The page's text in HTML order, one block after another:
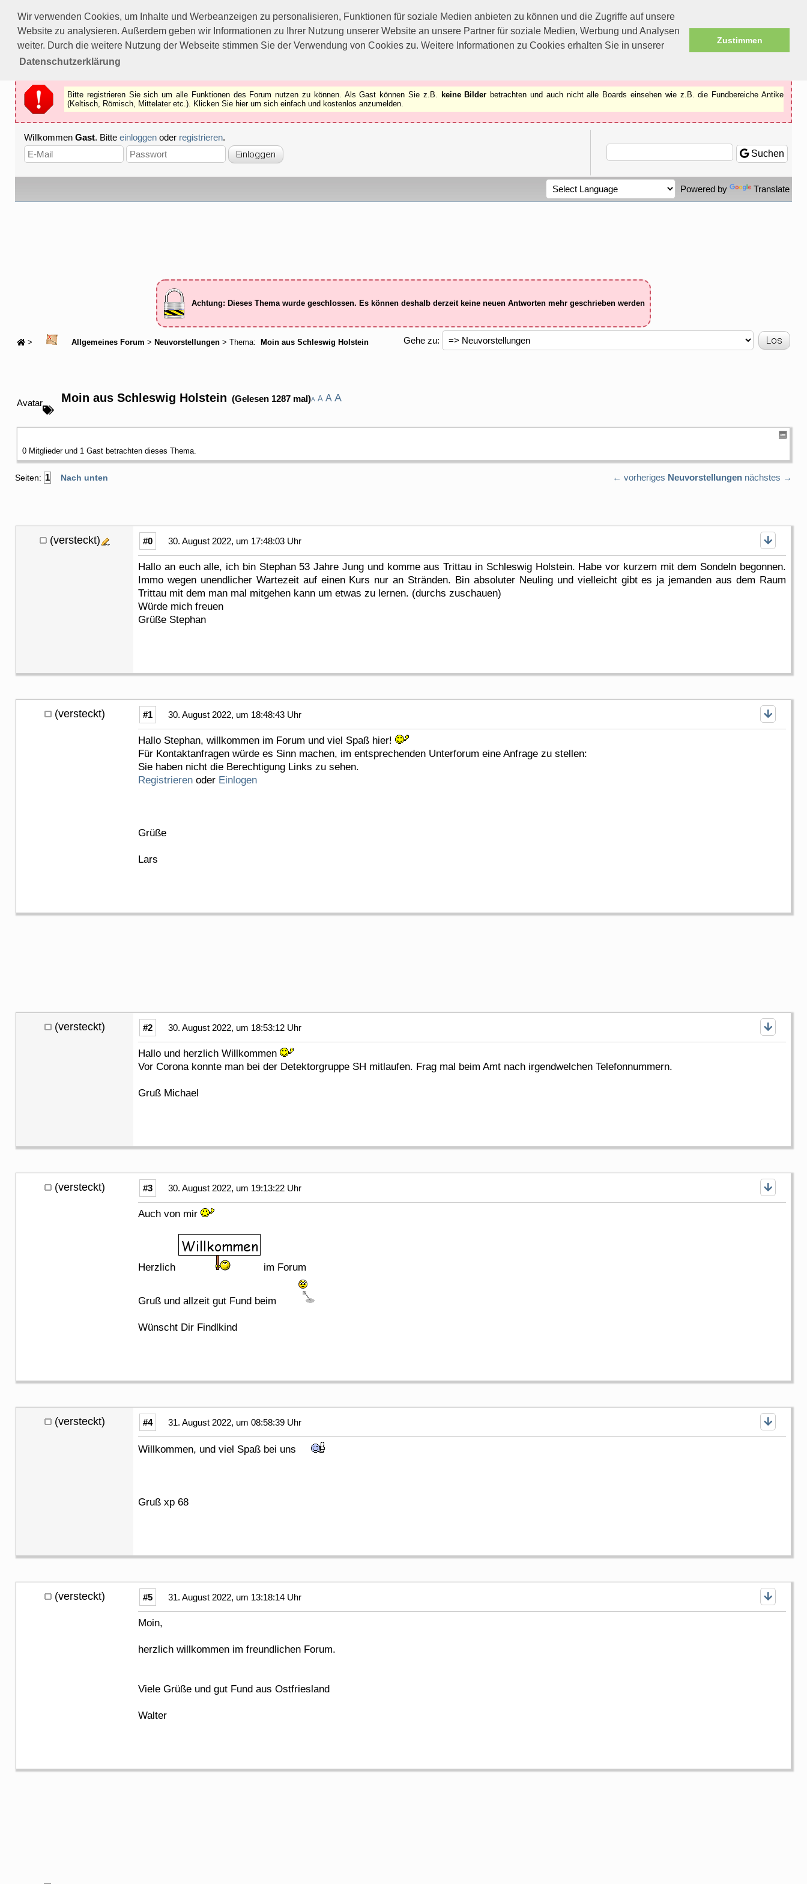
Wir verwenden Cookies, um Inhalte und Werbeanzeigen zu personalisieren, Funktionen für soziale Medien anbieten zu können und die Zugriffe auf unsere
Website zu analysieren. Außerdem geben wir Informationen zu Ihrer Nutzung unserer Website an unsere Partner für soziale Medien, Werbung und Analysen
weiter. Durch die weitere Nutzung der Webseite stimmen Sie der Verwendung von Cookies zu. Weitere Informationen zu Cookies erhalten Sie in unserer
Datenschutzerklärung
Zustimmen
Bitte registrieren Sie sich um alle Funktionen des Forums nutzen zu können.
Als Gast können Sie z.B.keine Bilderbetrachten.
Registrieren
Schliessen
Bitte registrieren Sie sich um alle Funktionen des Forum nutzen zu können. Als Gast können Sie z.B. keine Bilder betrachten und auch nicht alle Boards einsehen wie z.B. die Fundbereiche Antike
(Keltisch, Römisch, Mittelater etc.). Klicken Sie hier um sich einfach und kostenlos anzumelden.
Willkommen Gast. Bitte einloggen oder registrieren.
Suchen
Powered by Translate
Achtung: Dieses Thema wurde geschlossen. Es können deshalb derzeit keine neuen Antworten mehr geschrieben werden
> Allgemeines Forum > Neuvorstellungen > Thema: Moin aus Schleswig Holstein Gehe zu:
Avatar Moin aus Schleswig Holstein (Gelesen 1287 mal)A A A A
0 Mitglieder und 1 Gast betrachten dieses Thema.
Seiten: 1 Nach unten ← vorheriges Neuvorstellungen nächstes →
(versteckt) #0 30. August 2022, um 17:48:03 Uhr
Hallo an euch alle, ich bin Stephan 53 Jahre Jung und komme aus Trittau in Schleswig Holstein. Habe vor kurzem mit dem Sondeln begonnen.
Immo wegen unendlicher Wartezeit auf einen Kurs nur an Stränden. Bin absoluter Neuling und vielleicht gibt es ja jemanden aus dem Raum
Trittau mit dem man mal mitgehen kann um etwas zu lernen. (durchs zuschauen)
Würde mich freuen
Grüße Stephan
(versteckt) #1 30. August 2022, um 18:48:43 Uhr
Hallo Stephan, willkommen im Forum und viel Spaß hier!
Für Kontaktanfragen würde es Sinn machen, im entsprechenden Unterforum eine Anfrage zu stellen:
Sie haben nicht die Berechtigung Links zu sehen.
Registrieren oder Einlogen
Grüße
Lars
(versteckt) #2 30. August 2022, um 18:53:12 Uhr
Hallo und herzlich Willkommen
Vor Corona konnte man bei der Detektorgruppe SH mitlaufen. Frag mal beim Amt nach irgendwelchen Telefonnummern.
Gruß Michael
(versteckt) #3 30. August 2022, um 19:13:22 Uhr
Auch von mir
Herzlich im Forum
Gruß und allzeit gut Fund beim
Wünscht Dir Findlkind
(versteckt) #4 31. August 2022, um 08:58:39 Uhr
Willkommen, und viel Spaß bei uns
Gruß xp 68
(versteckt) #5 31. August 2022, um 13:18:14 Uhr
Moin,
herzlich willkommen im freundlichen Forum.
Viele Grüße und gut Fund aus Ostfriesland
Walter